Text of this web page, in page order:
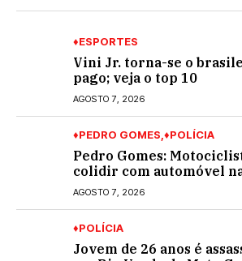
♦ESPORTES
Vini Jr. torna-se o
pago; veja o top 10
AGOSTO 7, 2026
♦PEDRO GOMES ♦POLÍCIA
Pedro Gomes:
colidir com automóvel
Araújo; ele não tinha CNH
AGOSTO 7, 2026
♦POLÍCIA
Jovem de 26 anos é